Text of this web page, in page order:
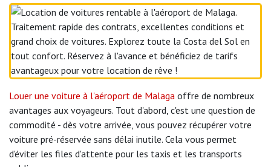
Louer une voiture à l'aéroport de Malaga offre de nombreux
avantages aux voyageurs. Tout d'abord, c'est une question de
commodité - dès votre arrivée, vous pouvez récupérer votre
voiture pré-réservée sans délai inutile. Cela vous permet
d'éviter les files d'attente pour les taxis et les transports